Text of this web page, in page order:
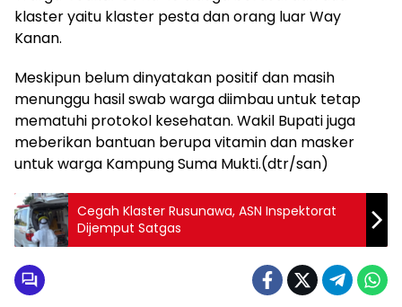
klaster yaitu klaster pesta dan orang luar Way
Kanan.
Meskipun belum dinyatakan positif dan masih
menunggu hasil swab warga diimbau untuk tetap
mematuhi protokol kesehatan. Wakil Bupati juga
meberikan bantuan berupa vitamin dan masker
untuk warga Kampung Suma Mukti.(dtr/san)
Cegah Klaster Rusunawa, ASN Inspektorat
Dijemput Satgas